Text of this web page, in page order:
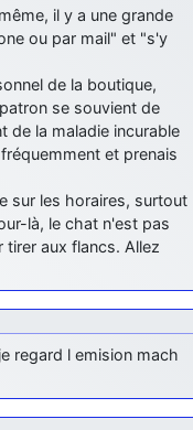
il y a une grande
ou par mail" et "s'y
de la boutique,
se souvient de
de la maladie incurable
et prenais
sur les horaires, surtout
là, le chat n'est pas
aux flancs. Allez
regard l emision mach